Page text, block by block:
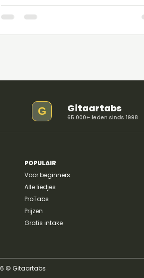
eerste gitaristen zijn solo's tot een
indrukwekkend hoogstandje. Veel
G Gitaartabs
65.000+ leden sinds 1998
POPULAIR
Voor beginners
Alle liedjes
ProTabs
Prijzen
Gratis intake
© Gitaartabs